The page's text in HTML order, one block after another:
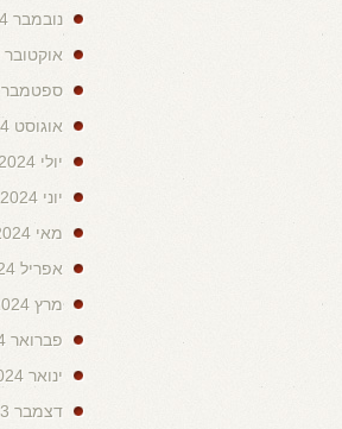
נובמבר 2024
אוקטובר 2024
ספטמבר 2024
אוגוסט 2024
יולי 2024
יוני 2024
מאי 2024
אפריל 2024
מרץ 2024
פברואר 2024
ינואר 2024
דצמבר 2023